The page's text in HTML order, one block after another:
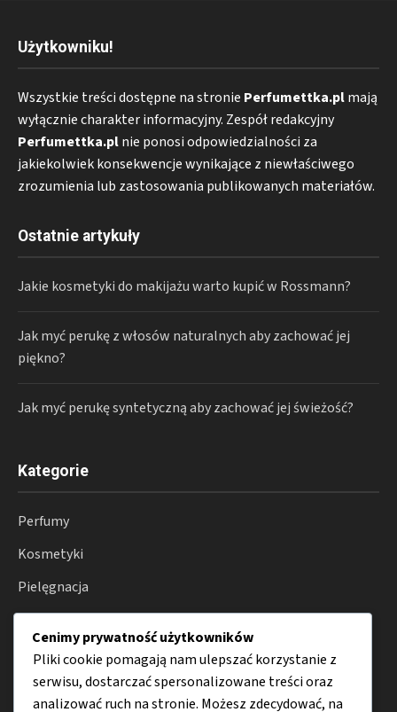
Użytkowniku!
Wszystkie treści dostępne na stronie Perfumettka.plmają
wyłącznie charakter informacyjny. Zespół redakcyjny
Perfumettka.plnie ponosi odpowiedzialności za
jakiekolwiek konsekwencje wynikające z niewłaściwego
zrozumienia lub zastosowania publikowanych materiałów.
Ostatnie artykuły
Jakie kosmetyki do makijażu warto kupić w Rossmann?
Jak myć perukę z włosów naturalnych aby zachować jej
piękno?
Jak myć perukę syntetyczną aby zachować jej świeżość?
Kategorie
Perfumy
Kosmetyki
Pielęgnacja
Lifestyle
Porady
Cenimy prywatność użytkowników
Pliki cookie pomagają nam ulepszać korzystanie z
serwisu, dostarczać spersonalizowane treści oraz
analizować ruch na stronie. Możesz zdecydować, na